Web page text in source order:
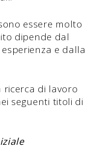
essere molto
dipende dal
e dalla
di lavoro
seguenti titoli di